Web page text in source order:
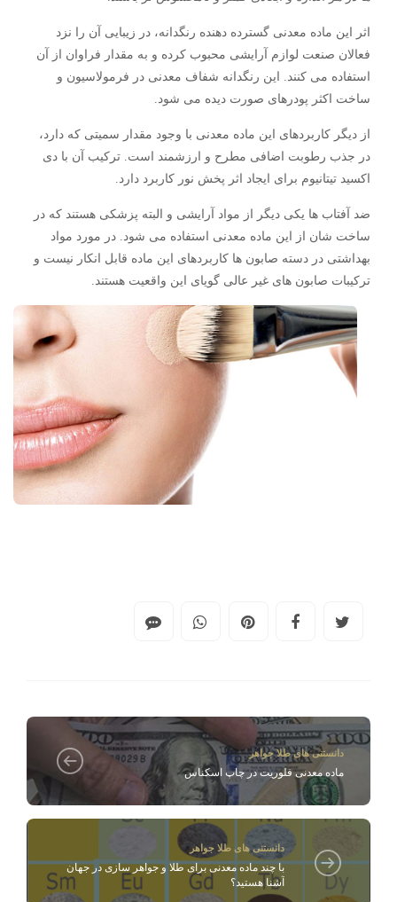
اثر این ماده معدنی گسترده دهنده رنگدانه، در زیبایی آن را نزد
فعالان صنعت لوازم آرایشی محبوب کرده و به مقدار فراوان از آن
استفاده می کنند. این رنگدانه شفاف معدنی در فرمولاسیون و
ساخت اکثر پودرهای صورت دیده می شود.
از دیگر کاربردهای این ماده معدنی با وجود مقدار سمیتی که دارد،
در جذب رطوبت اضافی مطرح و ارزشمند است. ترکیب آن با دی
اکسید تیتانیوم برای ایجاد اثر پخش نور کاربرد دارد.
ضد آفتاب ها یکی دیگر از مواد آرایشی و البته پزشکی هستند که در
ساخت شان از این ماده معدنی استفاده می شود. در مورد مواد
بهداشتی در دسته صابون ها کاربردهای این ماده قابل انکار نیست و
ترکیبات صابون های غیر عالی گویای این واقعیت هستند.
دانستنی های طلا جواهر
ماده معدنی فلوریت در چاپ اسکناس
دانستنی های طلا جواهر
با چند ماده معدنی برای طلا و جواهر سازی در جهان
آشنا هستید؟